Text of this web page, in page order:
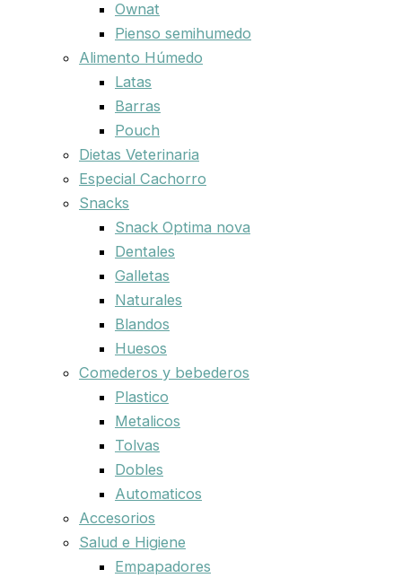
Ownat
Pienso semihumedo
Alimento Húmedo
Latas
Barras
Pouch
Dietas Veterinaria
Especial Cachorro
Snacks
Snack Optima nova
Dentales
Galletas
Naturales
Blandos
Huesos
Comederos y bebederos
Plastico
Metalicos
Tolvas
Dobles
Automaticos
Accesorios
Salud e Higiene
Empapadores